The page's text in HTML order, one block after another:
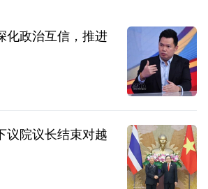
化政治互信，推进
议院议长结束对越